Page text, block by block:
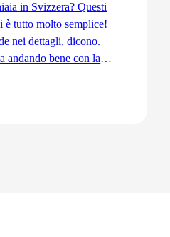
in Svizzera? Questi
è tutto molto semplice!
nei dettagli, dicono.
andando bene con la